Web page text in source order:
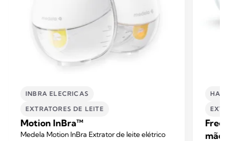
INBRA ELECRICAS
EXTRATORES DE LEITE​
Motion InBra™
Medela Motion InBra Extrator de leite elétrico